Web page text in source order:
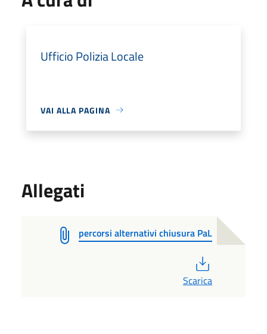
Ufficio Polizia Locale
VAI ALLA PAGINA
Allegati
percorsi alternativi chiusura PaL
Scarica